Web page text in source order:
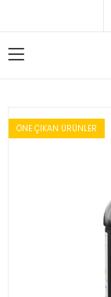
ÖNE ÇIKAN ÜRÜNLER